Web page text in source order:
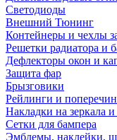
Светодиоды
Внешний Тюнинг
Контейнеры и чехлы
Решетки радиатора и
Дефлекторы окон и
Защита фар
Брызговики
Рейлинги и
Накладки на зеркала
Сетки для бампера
Эмблемы, наклейки,